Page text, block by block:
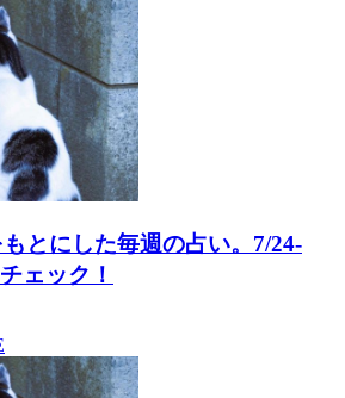
とにした毎週の占い。7/24-
ェック！